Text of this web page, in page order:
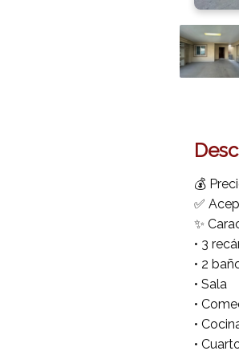
💰
✅
✨
• 3
• 2
• Sala
•
•
•